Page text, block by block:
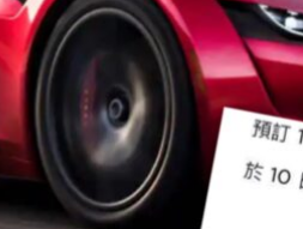
自動駕駛客運車輛服務業
運輸政策
宗罪」Mission Impossible 但 Uber 唔止話之
預咗㗎啦 交通評論